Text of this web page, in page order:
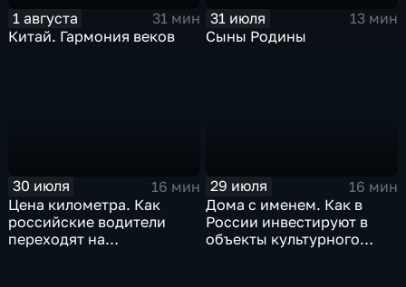
1 августа
31 мин
Китай. Гармония веков
31 июля
13 мин
Сыны Родины
30 июля
16 мин
Цена километра. Как
российские водители
переходят на
29 июля
16 мин
Дома с именем. Как в
России инвестируют в
объекты культурного